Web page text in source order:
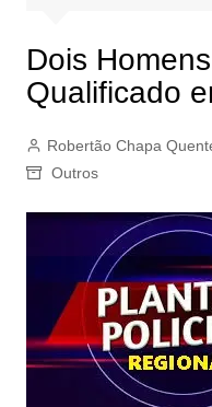
Dois
Qualificado
Robertão Chapa
Outros